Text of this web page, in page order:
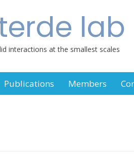
lab
interactions at the smallest scales
Publications Members